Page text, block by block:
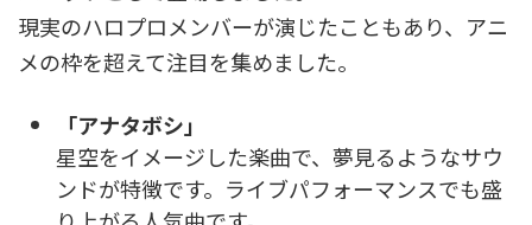
現実のハロプロメンバーが演じたこともあり、アニ
メの枠を超えて注目を集めました。
「アナタボシ」
星空をイメージした楽曲で、夢見るようなサウ
ンドが特徴です。ライブパフォーマンスでも盛